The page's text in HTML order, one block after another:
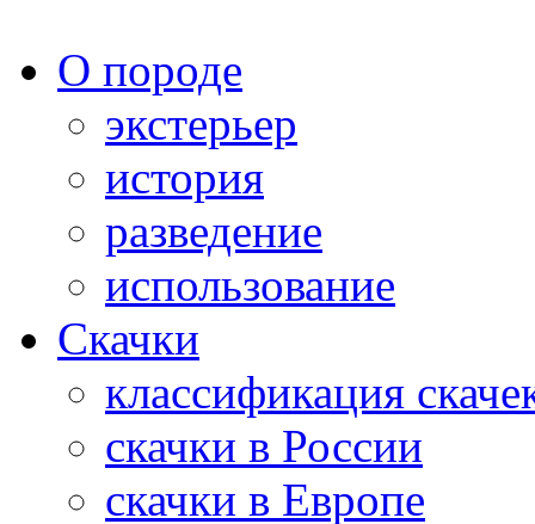
О породе
экстерьер
история
разведение
использование
Скачки
классификация
скачки в России
скачки в Европе